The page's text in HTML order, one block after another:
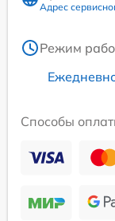
Адрес
Режим
Способы